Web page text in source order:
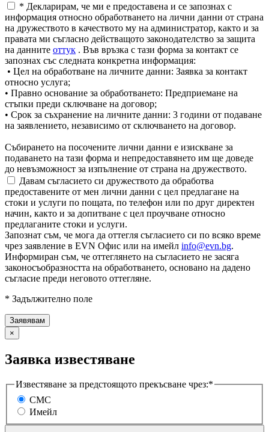
* Декларирам, че ми е предоставена и се запознах с
информация относно обработването на лични данни от страна
на дружеството в качеството му на администратор, както и за
правата ми съгласно действащото законодателство за защита
на данните оттук . Във връзка с тази форма за контакт се
запознах със следната конкретна информация:
• Цел на обработване на личните данни: Заявка за контакт
относно услуга;
• Правно основание за обработването: Предприемане на
стъпки преди сключване на договор;
• Срок за съхранение на личните данни: 3 години от подаване
на заявлението, независимо от сключването на договор.
Събирането на посочените лични данни е изискване за
подаването на тази форма и непредоставянето им ще доведе
до невъзможност за изпълнение от страна на дружеството.
Давам съгласието си дружеството да обработва
предоставените от мен лични данни с цел предлагане на
стоки и услуги по пощата, по телефон или по друг директен
начин, както и за допитване с цел проучване относно
предлаганите стоки и услуги.
Запознат съм, че мога да оттегля съгласието си по всяко време
чрез заявление в EVN Офис или на имейл info@evn.bg.
Информиран съм, че оттеглянето на съгласието не засяга
законосъобразността на обработването, основано на дадено
съгласие преди неговото оттегляне.
* Задължително поле
×
Заявка известяване
Известяване за предстоящото прекъсване чрез:*
СМС
Имейл